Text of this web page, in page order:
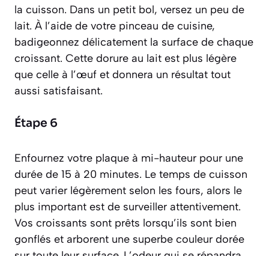
la cuisson. Dans un petit bol, versez un peu de
lait. À l’aide de votre pinceau de cuisine,
badigeonnez délicatement la surface de chaque
croissant. Cette dorure au lait est plus légère
que celle à l’œuf et donnera un résultat tout
aussi satisfaisant.
Étape 6
Enfournez votre plaque à mi-hauteur pour une
durée de 15 à 20 minutes. Le temps de cuisson
peut varier légèrement selon les fours, alors le
plus important est de surveiller attentivement.
Vos croissants sont prêts lorsqu’ils sont bien
gonflés et arborent une superbe couleur dorée